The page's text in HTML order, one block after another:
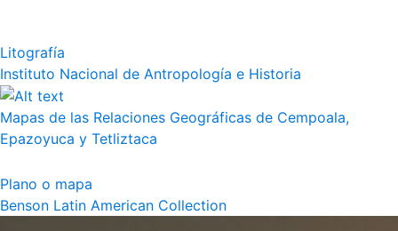
Litografía
Instituto Nacional de Antropología e Historia
Mapas de las Relaciones Geográficas de Cempoala,
Epazoyuca y Tetliztaca
Plano o mapa
Benson Latin American Collection